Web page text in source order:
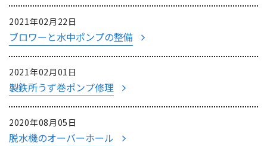
2021年02月22日
ブロワーと水中ポンプの整備
2021年02月01日
製鉄所うず巻ポンプ修理
2020年08月05日
脱水機のオーバーホール